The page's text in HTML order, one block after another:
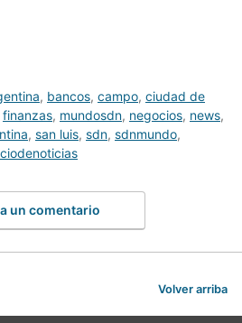
, bancos, campo, ciudad de
finanzas, mundosdn, negocios, news,
, san luis, sdn, sdnmundo,
un comentario
Volver arriba